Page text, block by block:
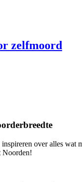
zelfmoord
over alles wat
Noorden!